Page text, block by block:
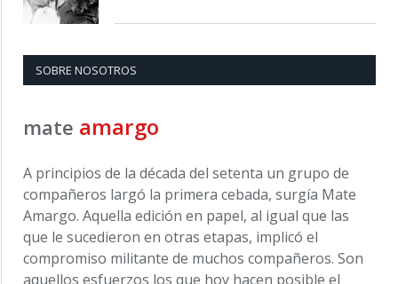
SOBRE NOSOTROS
mate amargo
A principios de la década del setenta un grupo de
compañeros largó la primera cebada, surgía Mate
Amargo. Aquella edición en papel, al igual que las
que le sucedieron en otras etapas, implicó el
compromiso militante de muchos compañeros. Son
aquellos esfuerzos los que hoy hacen posible el